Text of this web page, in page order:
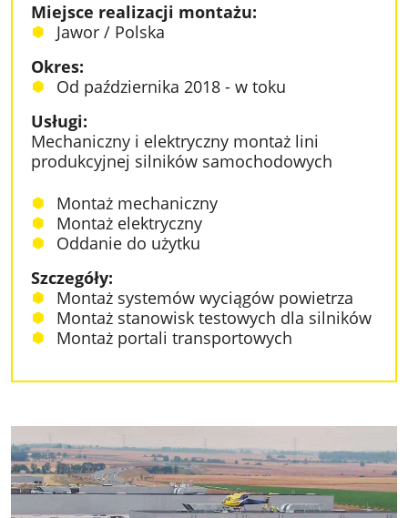
Miejsce realizacji montażu:
Jawor / Polska
Okres:
Od października 2018 - w toku
Usługi:
Mechaniczny i elektryczny montaż lini
produkcyjnej silników samochodowych
Montaż mechaniczny
Montaż elektryczny
Oddanie do użytku
Szczegóły:
Montaż systemów wyciągów powietrza
Montaż stanowisk testowych dla silników
Montaż portali transportowych